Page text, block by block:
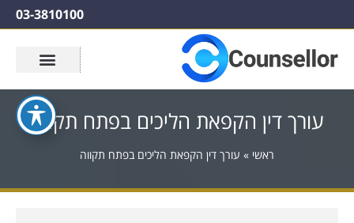
03-3810100
עורך דין הקפאת הליכים בפתח תקווה
ראשי » עורך דין הקפאת הליכים בפתח תקווה